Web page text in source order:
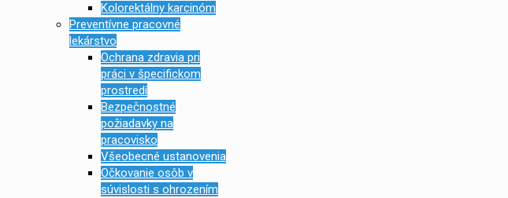
Kolorektálny karcinóm
Preventívne pracovné
lekárstvo
Ochrana zdravia pri
práci v špecifickom
prostredí
Bezpečnostné
požiadavky na
pracovisko
Všeobecné ustanovenia
Očkovanie osôb v
súvislosti s ohrozením